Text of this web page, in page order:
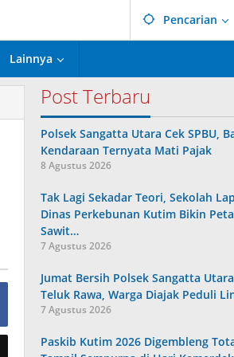
Pencarian
Lainnya
Post Terbaru
Polsek Sangatta Utara Cek SPBU,
Kendaraan Ternyata Mati Pajak
8 Agustus 2026
Tak Lagi Sekadar Teori, Sekolah
Dinas Perkebunan Kutim Bikin
Sawit…
7 Agustus 2026
Jumat Bersih Polsek Sangatta
Teluk Rawa, Warga Diajak Peduli
7 Agustus 2026
Paskib Kutim 2026 Digembleng